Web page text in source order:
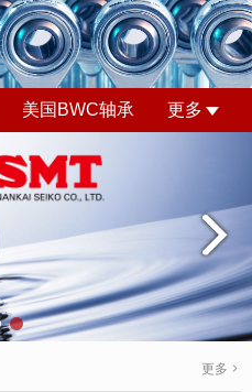
美国BWC轴承 更多
更多